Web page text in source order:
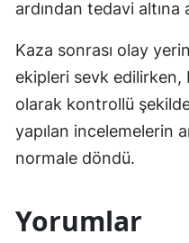
ardından tedavi altına
Kaza sonrası olay
ekipleri sevk edilirken,
olarak kontrollü
yapılan incelemelerin
normale döndü.
Yorumlar